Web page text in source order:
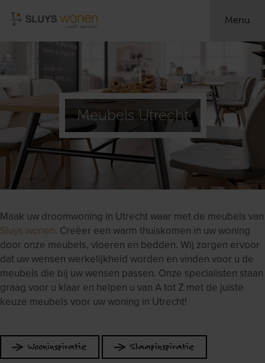
Menu
Meubels Utrecht
Maak uw droomwoning in Utrecht waar met de meubels van
Sluys wonen. Creëer een warm thuiskomen in uw woning
door onze meubels, vloeren en bedden. Wij zorgen ervoor
dat uw wensen werkelijkheid worden en vinden voor u de
meubels die bij uw wensen passen. Onze specialisten staan
graag voor u klaar en helpen u van A tot Z met de juiste
keuze meubels voor uw woning in Utrecht!
Wooninspiratie Slaapinspiratie